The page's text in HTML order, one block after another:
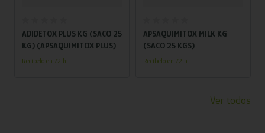
ADIDETOX PLUS KG (SACO 25
KG) (APSAQUIMITOX PLUS)
Recíbelo en 72 h.
APSAQUIMITOX MILK KG
(SACO 25 KGS)
Recíbelo en 72 h.
Ver todos